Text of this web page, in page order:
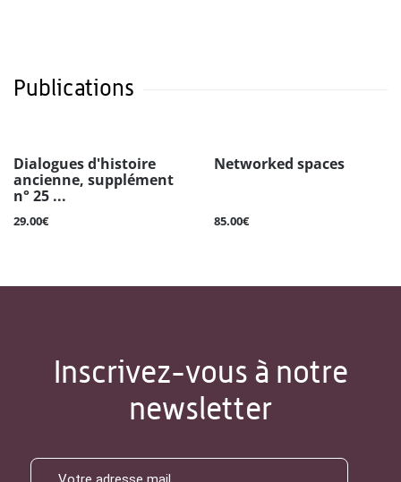
Publications
Dialogues d'histoire
ancienne, supplément
n° 25 ...
29.00€
Networked spaces
85.00€
Inscrivez-vous à notre
newsletter